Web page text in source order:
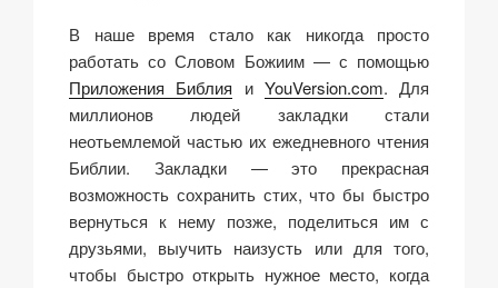
В наше время стало как никогда просто
работать со Словом Божиим — с помощью
Приложения Библия и YouVersion.com. Для
миллионов людей закладки стали
неотьемлемой частью их ежедневного чтения
Библии. Закладки — это прекрасная
возможность сохранить стих, что бы быстро
вернуться к нему позже, поделиться им с
друзьями, выучить наизусть или для того,
чтобы быстро открыть нужное место, когда